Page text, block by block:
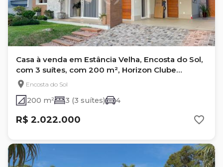
Casa à venda em Estância Velha, Encosta do Sol,
com 3 suítes, com 200 m², Horizon Clube
Residencial
Encosta do Sol
200 m² 3 (3 suítes) 4
R$ 2.022.000